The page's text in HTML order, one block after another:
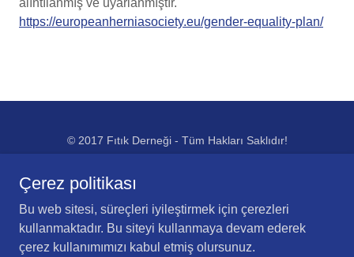
alıntılanmış ve uyarlanmıştır.
https://europeanherniasociety.eu/gender-equality-plan/
© 2017 Fıtık Derneği - Tüm Hakları Saklıdır!
Powered by
Çerez politikası
Bu web sitesi, süreçleri iyileştirmek için çerezleri
kullanmaktadır. Bu siteyi kullanmaya devam ederek
çerez kullanımımızı kabul etmiş olursunuz.